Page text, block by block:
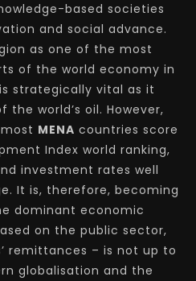
based societies
and social advance.
as one of the most
of the world economy in
is strategically vital as it
world’s oil. However,
MENA countries score
Index world ranking,
investment rates well
It is, therefore, becoming
dominant economic
on the public sector,
remittances – is not up to
globalisation and the